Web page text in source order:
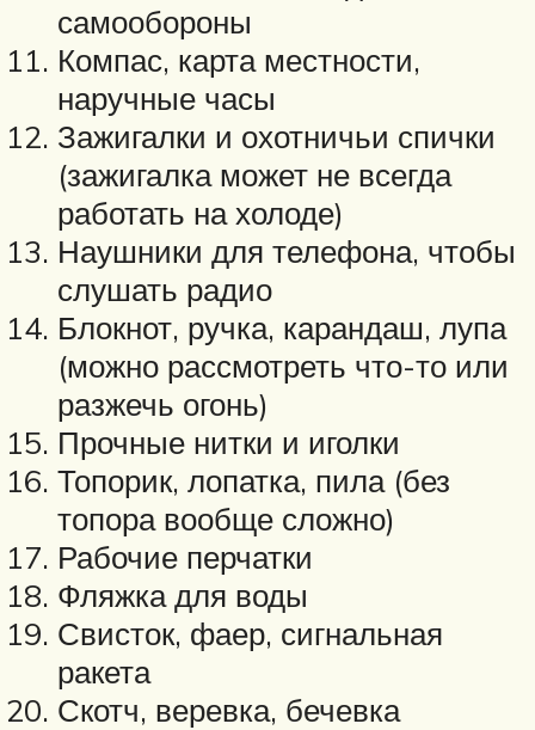
самообороны
Компас, карта местности,
наручные часы
Зажигалки и охотничьи спички
(зажигалка может не всегда
работать на холоде)
Наушники для телефона, чтобы
слушать радио
Блокнот, ручка, карандаш, лупа
(можно рассмотреть что-то или
разжечь огонь)
Прочные нитки и иголки
Топорик, лопатка, пила (без
топора вообще сложно)
Рабочие перчатки
Фляжка для воды
Свисток, фаер, сигнальная
ракета
Скотч, веревка, бечевка